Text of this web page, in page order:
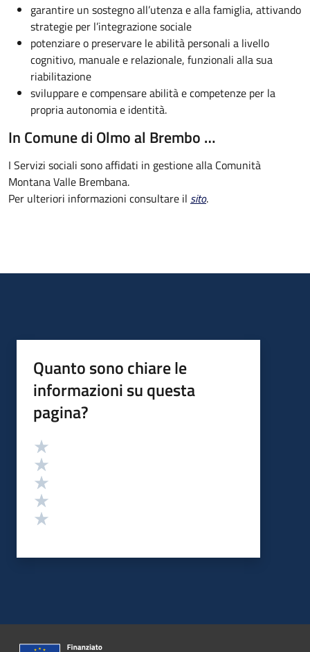
garantire un sostegno all’utenza e alla famiglia, attivando
strategie per l’integrazione sociale
potenziare o preservare le abilità personali a livello
cognitivo, manuale e relazionale, funzionali alla sua
riabilitazione
sviluppare e compensare abilità e competenze per la
propria autonomia e identità.
In Comune di Olmo al Brembo …
I Servizi sociali sono affidati in gestione alla Comunità
Montana Valle Brembana.
Per ulteriori informazioni consultare il sito.
Quanto sono chiare le
informazioni su questa
pagina?
Valutazione